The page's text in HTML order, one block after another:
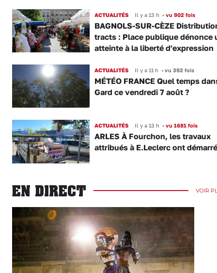
ACTUALITÉS Il y a 13 h •vu 902 fois
BAGNOLS-SUR-CÈZE
tracts : Place publique dénonce
atteinte à la liberté d'expression
ACTUALITÉS Il y a 11 h •vu 392 fois
MÉTÉO FRANCE Quel temps
Gard ce vendredi 7 août ?
ACTUALITÉS Il y a 13 h •vu 1681 fois
ARLES À Fourchon, les travaux
attribués à E.Leclerc ont démarré
EN DIRECT VOIR